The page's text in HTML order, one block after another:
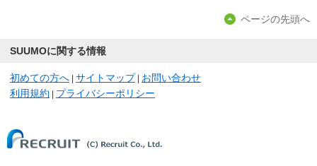
ページの先頭へ
SUUMOに関する情報
初めての方へ サイトマップ
お問い合わせ
利用規約
プライバシーポリシー